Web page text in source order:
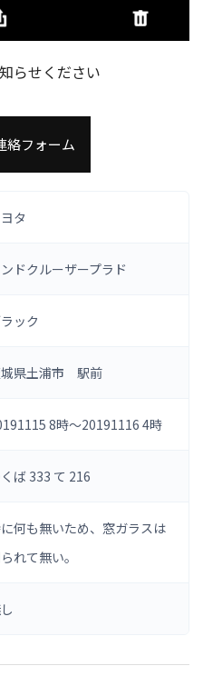
らせください
絡フォーム
タ
ドクルーザープラド
ック
県土浦市 駅前
8時〜20191116 4時
ば 333 て 216
何も無いため、窓ガラスは
れて無い。